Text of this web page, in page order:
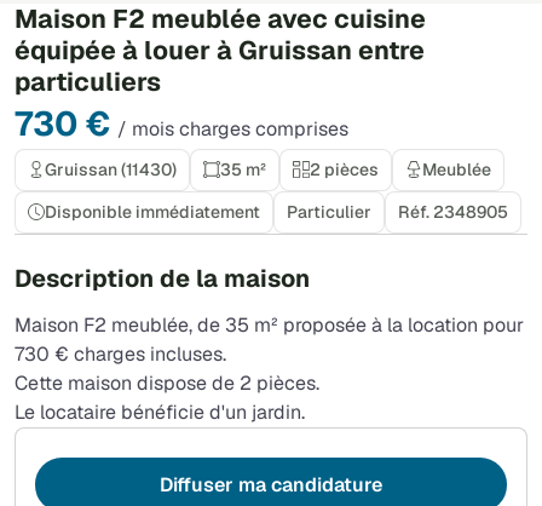
Maison F2 meublée avec cuisine
équipée à louer à Gruissan entre
particuliers
730 € / mois charges comprises
Gruissan (11430) 35 m² 2 pièces
Meublée
Disponible immédiatement
Particulier Réf. 2348905
Description de la maison
Maison F2 meublée, de 35 m² proposée à la location pour
730 € charges incluses.
Cette maison dispose de 2 pièces.
Le locataire bénéficie d'un jardin.
Diffuser ma candidature